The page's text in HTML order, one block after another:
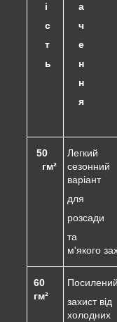
і
с
т
ь
а
ч
е
н
н
я
50
гм²
Легкий
сезонний
варіант
для
розсади
та
м'якого
60
гм²
Посилений
захист від
холодних